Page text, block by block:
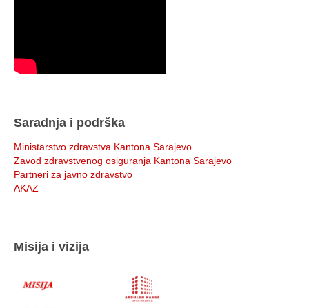
Saradnja i podrška
Ministarstvo zdravstva Kantona Sarajevo
Zavod zdravstvenog osiguranja Kantona Sarajevo
Partneri za javno zdravstvo
AKAZ
Misija i vizija